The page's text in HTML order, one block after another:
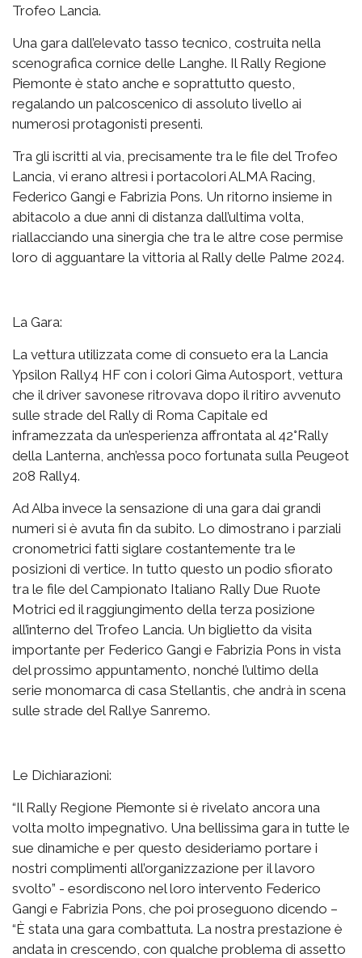
Trofeo Lancia.
Una gara dall’elevato tasso tecnico, costruita nella
scenografica cornice delle Langhe. Il Rally Regione
Piemonte è stato anche e soprattutto questo,
regalando un palcoscenico di assoluto livello ai
numerosi protagonisti presenti.
Tra gli iscritti al via, precisamente tra le file del Trofeo
Lancia, vi erano altresì i portacolori ALMA Racing,
Federico Gangi e Fabrizia Pons. Un ritorno insieme in
abitacolo a due anni di distanza dall’ultima volta,
riallacciando una sinergia che tra le altre cose permise
loro di agguantare la vittoria al Rally delle Palme 2024.
La Gara:
La vettura utilizzata come di consueto era la Lancia
Ypsilon Rally4 HF con i colori Gima Autosport, vettura
che il driver savonese ritrovava dopo il ritiro avvenuto
sulle strade del Rally di Roma Capitale ed
inframezzata da un’esperienza affrontata al 42°Rally
della Lanterna, anch’essa poco fortunata sulla Peugeot
208 Rally4.
Ad Alba invece la sensazione di una gara dai grandi
numeri si è avuta fin da subito. Lo dimostrano i parziali
cronometrici fatti siglare costantemente tra le
posizioni di vertice. In tutto questo un podio sfiorato
tra le file del Campionato Italiano Rally Due Ruote
Motrici ed il raggiungimento della terza posizione
all’interno del Trofeo Lancia. Un biglietto da visita
importante per Federico Gangi e Fabrizia Pons in vista
del prossimo appuntamento, nonché l’ultimo della
serie monomarca di casa Stellantis, che andrà in scena
sulle strade del Rallye Sanremo.
Le Dichiarazioni:
“Il Rally Regione Piemonte si è rivelato ancora una
volta molto impegnativo. Una bellissima gara in tutte le
sue dinamiche e per questo desideriamo portare i
nostri complimenti all’organizzazione per il lavoro
svolto” - esordiscono nel loro intervento Federico
Gangi e Fabrizia Pons, che poi proseguono dicendo –
“È stata una gara combattuta. La nostra prestazione è
andata in crescendo, con qualche problema di assetto